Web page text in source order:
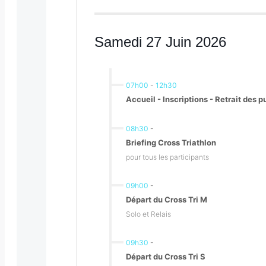
Samedi 27 Juin 2026
07h00 - 12h30
Accueil - Inscriptions - Retrait des
08h30 -
Briefing Cross Triathlon
pour tous les participants
09h00 -
Départ du Cross Tri M
Solo et Relais
09h30 -
Départ du Cross Tri S